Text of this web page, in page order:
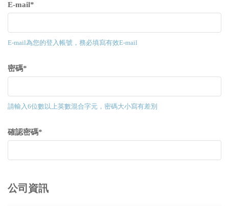
E-mail*
E-mail為您的登入帳號，務必填寫有效E-mail
密碼*
請輸入6位數以上英數混合字元，密碼大小寫有差別
確認密碼*
公司資訊